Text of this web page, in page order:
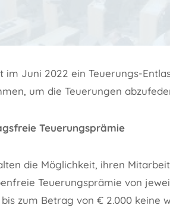
im Juni 2022 ein Teuerungs-
um die Teuerungen
Teuerungsprämie
die Möglichkeit, ihren
Teuerungsprämie von
zum Betrag von € 2.000 keine